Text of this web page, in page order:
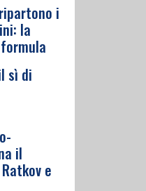
i
la
sì di
il
e